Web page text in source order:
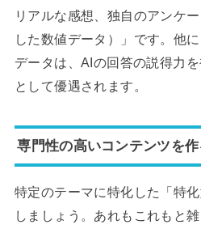
リアルな感想、独自のアンケ
した数値データ）」です。他
データは、AIの回答の説得力
として優遇されます。
専門性の高いコンテンツを
特定のテーマに特化した「特
しましょう。あれもこれもと